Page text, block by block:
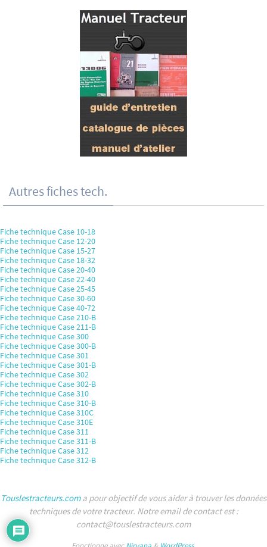
Autres fiches tech.
Fiche technique Case 10-18
Fiche technique Case 12-20
Fiche technique Case 15-27
Fiche technique Case 18-32
Fiche technique Case 20-40
Fiche technique Case 22-40
Fiche technique Case 25-45
Fiche technique Case 30-60
Fiche technique Case 40-72
Fiche technique Case 210-B
Fiche technique Case 211-B
Fiche technique Case 300
Fiche technique Case 300-B
Fiche technique Case 301
Fiche technique Case 301-B
Fiche technique Case 302
Fiche technique Case 302-B
Fiche technique Case 310
Fiche technique Case 310-B
Fiche technique Case 310C
Fiche technique Case 310E
Fiche technique Case 311
Fiche technique Case 311-B
Fiche technique Case 312
Fiche technique Case 312-B
Touslestracteurs.coma pour objectif de vous aider à trouver les données
techniques de votre tracteur. Notre email de contact est :
contact@touslestracteurs.com